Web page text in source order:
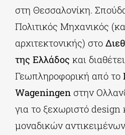
στη Θεσσαλονίκη.
Πολιτικός Μηχανικός
αρχιτεκτονικής) στο
της Ελλάδος και
Γεωπληροφορική από το
Wageningenστην
για το ξεχωριστό design
μοναδικών